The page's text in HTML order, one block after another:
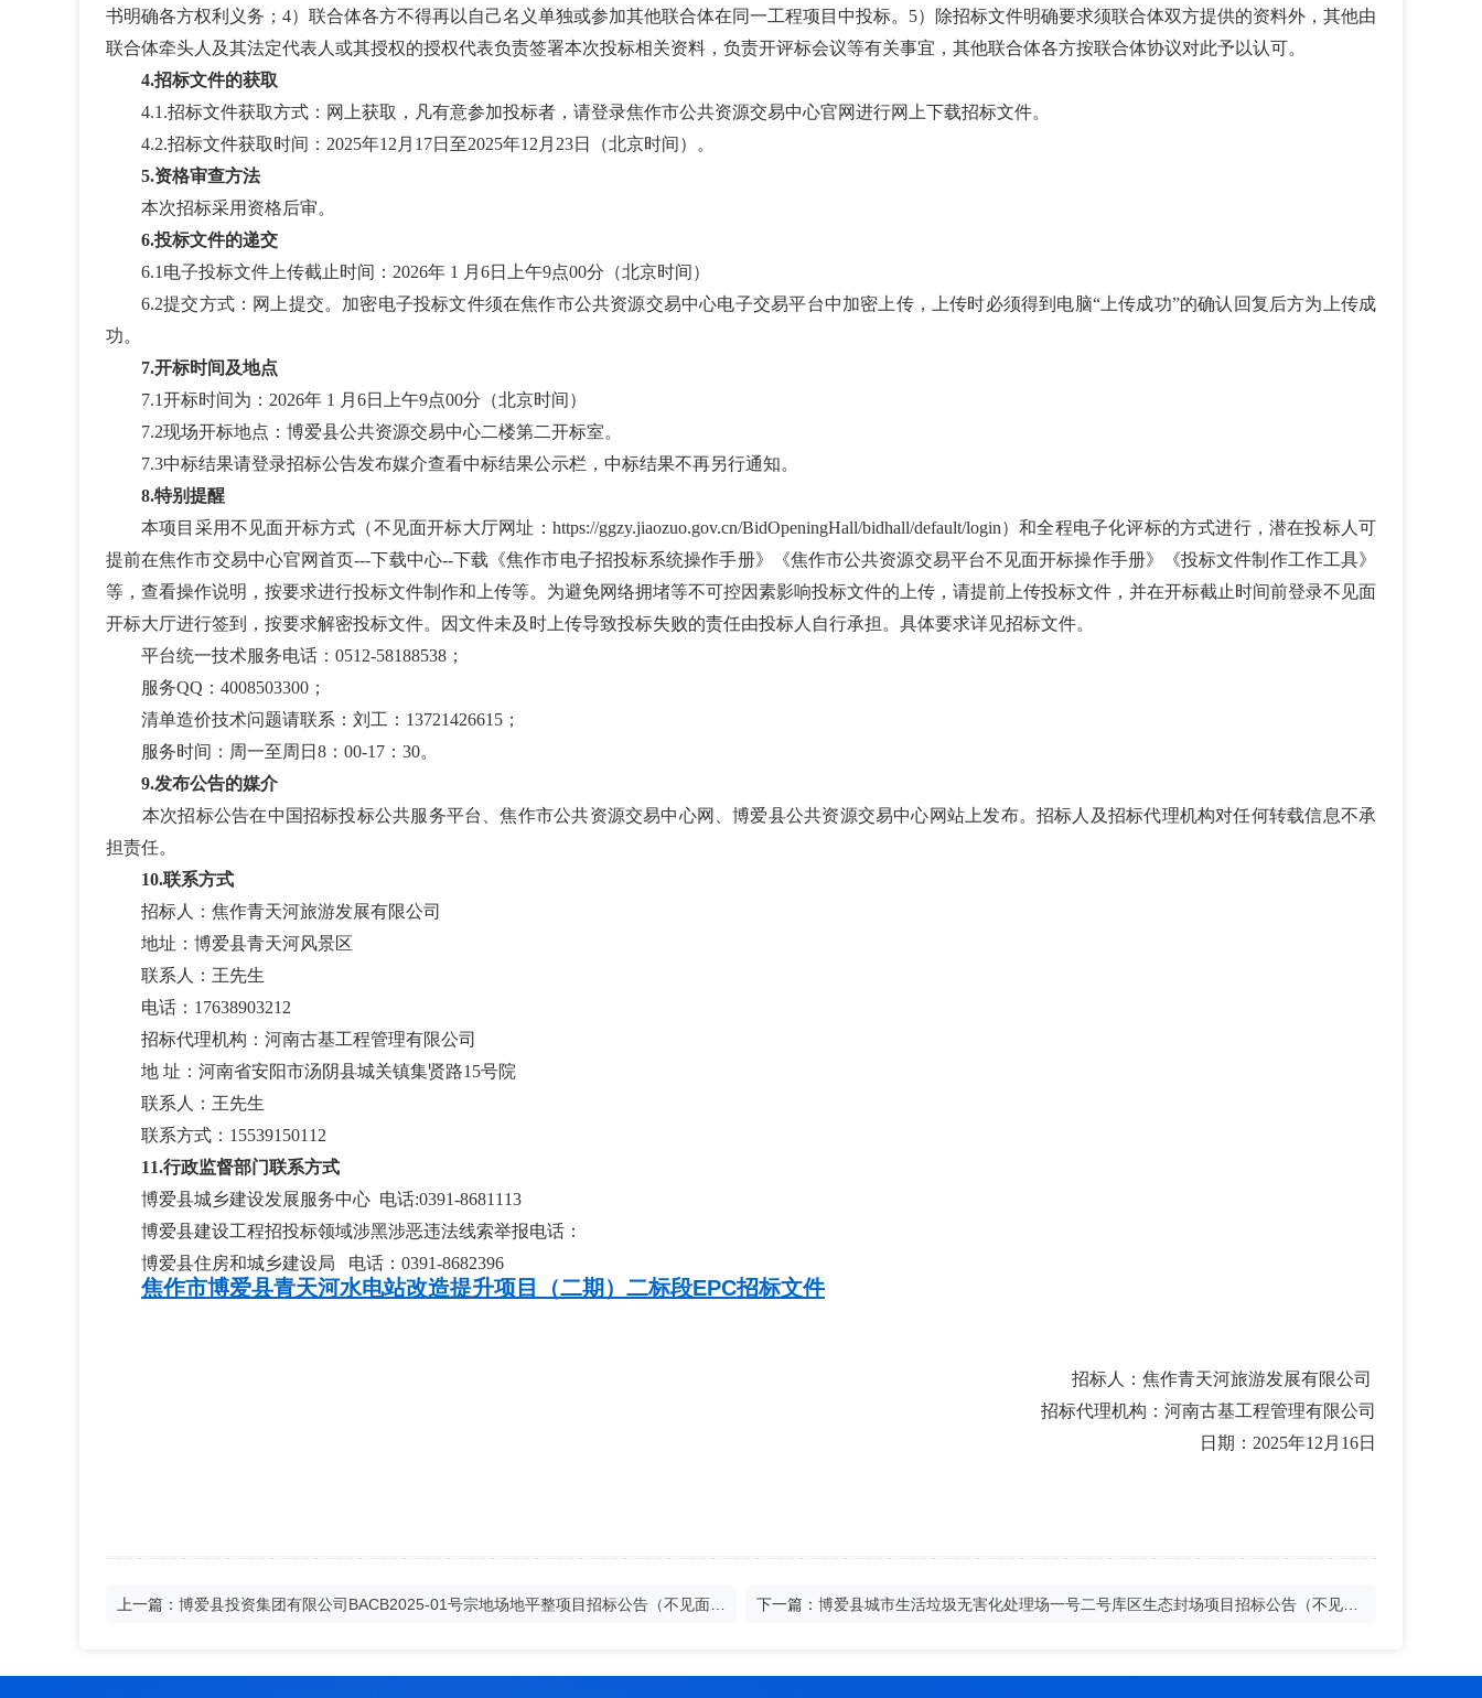
书明确各方权利义务；4）联合体各方不得再以自己名义单独或参加其他联合体在同一工程项目中投标。5）除招标文件明确要求须联合体双方提供的资料外，其他由
联合体牵头人及其法定代表人或其授权的授权代表负责签署本次投标相关资料，负责开评标会议等有关事宜，其他联合体各方按联合体协议对此予以认可。
4.招标文件的获取
4.1.招标文件获取方式：网上获取，凡有意参加投标者， 请登录焦作市公共资源交易中心官网进行网上下载招标文件。
4.2.招标文件获取时间：2025年12月17日至2025年12月23日（北京时间）。
5.资格审查方法
本次招标采用资格后审。
6.投标文件的递交
6.1电子投标文件上传截止时间：2026年 1 月6日上午9点00分（北京时间）
6.2提交方式：网上提交。加密电子投标文件须在焦作市公共资源交易中心电子交易平台中加密上传，上传时必须得到电脑“上传成功”的确认回复后方为上传成
功。
7.开标时间及地点
7.1开标时间为：2026年 1 月6日上午9点00分（北京时间）
7.2现场开标地点：博爱县公共资源交易中心二楼第二开标室。
7.3中标结果请登录招标公告发布媒介查看中标结果公示栏，中标结果不再另行通知。
8.特别提醒
本项目采用不见面开标方式（不见面开标大厅网址：https://ggzy.jiaozuo.gov.cn/BidOpeningHall/bidhall/default/login）和全程电子化评标的方式进行，潜在投标人可
提前在焦作市交易中心官网首页---下载中心--下载《焦作市电子招投标系统操作手册》《焦作市公共资源交易平台不见面开标操作手册》《投标文件制作工作工具》
等，查看操作说明，按要求进行投标文件制作和上传等。为避免网络拥堵等不可控因素影响投标文件的上传，请提前上传投标文件，并在开标截止时间前登录不见面
开标大厅进行签到，按要求解密投标文件。因文件未及时上传导致投标失败的责任由投标人自行承担。具体要求详见招标文件。
平台统一技术服务电话：0512-58188538 ；
服务QQ：4008503300；
清单造价技术问题请联系：刘工：13721426615；
服务时间：周一至周日8：00-17：30。
9.发布公告的媒介
本次招标公告在中国招标投标公共服务平台、焦作市公共资源交易中心网、博爱县公共资源交易中心网站上发布。招标人及招标代理机构对任何转载信息不承
担责任。
10.联系方式
招标人：焦作青天河旅游发展有限公司
地址： 博爱县青天河风景区
联系人：王先生
电话：17638903212
招标代理机构：河南古基工程管理有限公司
地 址：河南省安阳市汤阴县城关镇集贤路15号院
联系人： 王先生
联系方式：15539150112
11.行政监督部门联系方式
博爱县城乡建设发展服务中心 电话:0391-8681113
博爱县建设工程招投标领域涉黑涉恶违法线索举报电话：
博爱县住房和城乡建设局
电话：0391-8682396
焦作市博爱县青天河水电站改造提升项目（二期）二标段EPC招标文件
招标人：焦作青天河旅游发展有限公司
招标代理机构：河南古基工程管理有限公司
日期：2025年12月16日
上一篇： 博爱县投资集团有限公司BACB2025-01号宗地场地平整项目招标公告（不见面开
下一篇： 博爱县城市生活垃圾无害化处理场一号二号库区生态封场项目招标公告（不见面